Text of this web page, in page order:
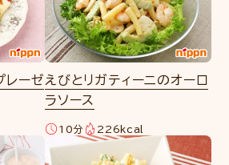
レーゼえびとリガティーニのオーロ
ラソース
10分 226kcal